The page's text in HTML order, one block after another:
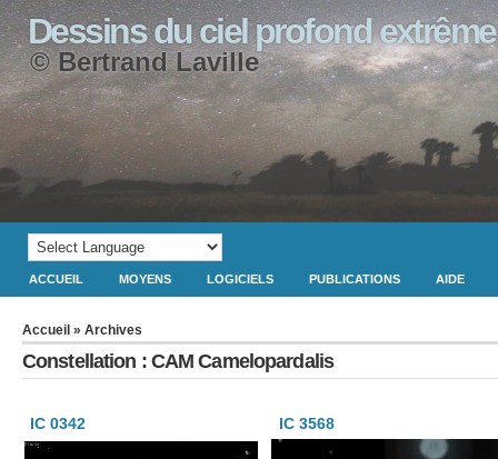
Dessins du ciel profond extrême
© Bertrand Laville
ACCUEIL MOYENS LOGICIELS PUBLICATIONS AIDE
Accueil » Archives
Constellation : CAM Camelopardalis
IC 0342 IC 3568